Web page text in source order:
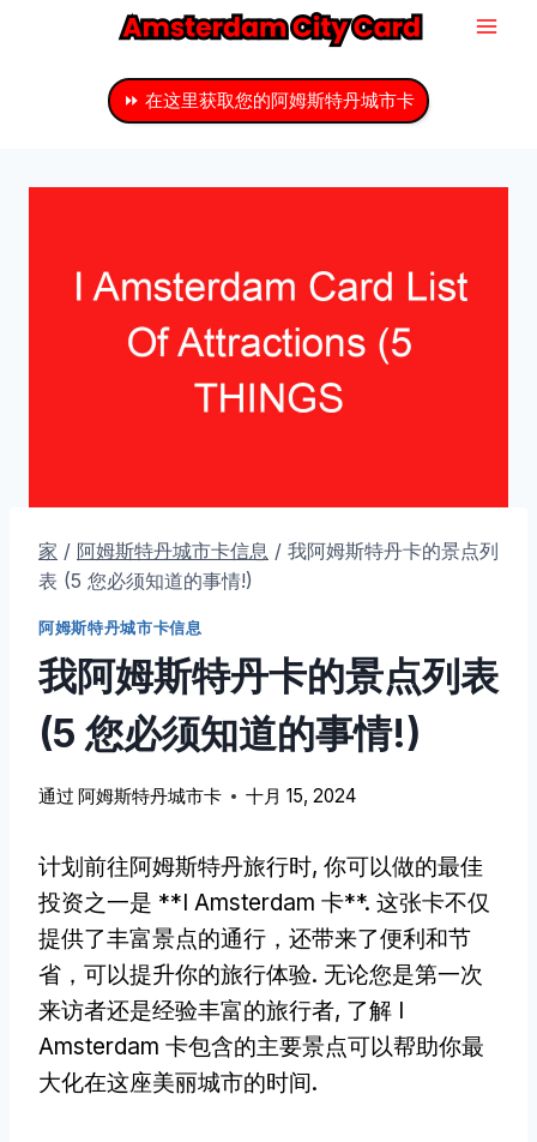
⏩ 在这里获取您的阿姆斯特丹城市卡
家 / 阿姆斯特丹城市卡信息 / 我阿姆斯特丹卡的景点列
表 (5 您必须知道的事情!)
阿姆斯特丹城市卡信息
我阿姆斯特丹卡的景点列表
(5 您必须知道的事情!)
通过 阿姆斯特丹城市卡 十月 15, 2024
计划前往阿姆斯特丹旅行时, 你可以做的最佳
投资之一是 **I Amsterdam 卡**. 这张卡不仅
提供了丰富景点的通行，还带来了便利和节
省，可以提升你的旅行体验. 无论您是第一次
来访者还是经验丰富的旅行者, 了解 I
Amsterdam 卡包含的主要景点可以帮助你最
大化在这座美丽城市的时间.